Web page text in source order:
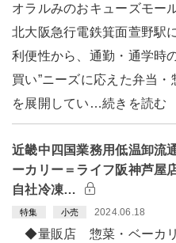
オラルみのおキューズモー
北大阪急行電鉄箕面萱野駅
利便性から、通勤・通学時
買い”ニーズに応えた弁当・
を展開してい…続きを読む
近畿中四国業務用低温卸流
ーカリー＝ライフ阪神芦屋
自社冷凍…
特集 小売 2024.06.18
◆量販店 惣菜・ベーカ